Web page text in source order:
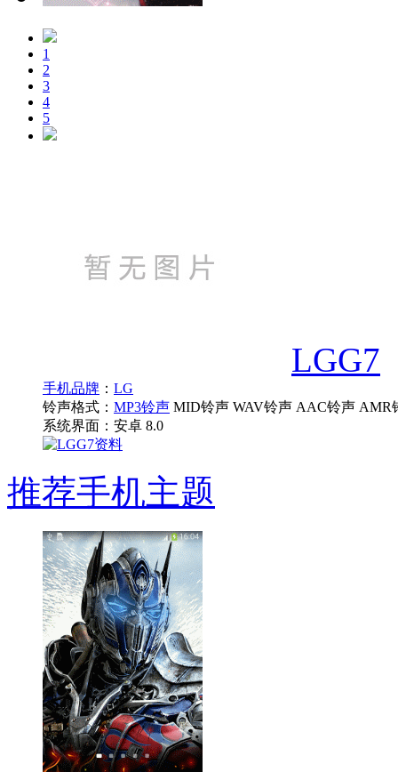
1
2
3
4
5
LGG7
手机品牌 ： LG
铃声格式： MP3铃声 MID铃声 WAV铃声 AAC铃声 AMR
系统界面： 安卓 8.0
推荐手机主题